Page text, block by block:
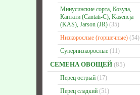
Минусинские сорта, Козула,
Кантати (Cantati-C), Kasencja
(KAS), Jarson (JR) (35)
Низкорослые (горшечные) (54)
Супернизкорослые (11)
СЕМЕНА ОВОЩЕЙ (85)
Перец острый (17)
Перец сладкий (51)